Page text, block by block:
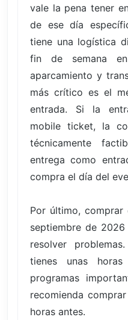
vale la pena tener
de ese día
tiene una logística
fin de semana
aparcamiento y
más crítico es el
entrada. Si la
mobile ticket, la
técnicamente
entrega como
compra el día del
Por último,
septiembre de
resolver
tienes unas
programas
recomienda
horas antes.